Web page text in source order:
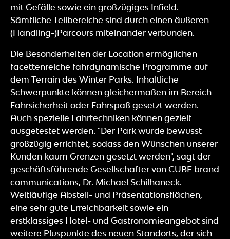
mit Gefälle sowie ein großzügiges Infield.
Sämtliche Teilbereiche sind durch einen äußeren
(Handling-)Parcours miteinander verbunden.
Die Besonderheiten der Location ermöglichen
facettenreiche fahrdynamische Programme auf
dem Terrain des Winter Parks. Inhaltliche
Schwerpunkte können gleichermaßen im Bereich
Fahrsicherheit oder Fahrspaß gesetzt werden.
Auch spezielle Fahrtechniken können gezielt
ausgetestet werden. "Der Park wurde bewusst
großzügig errichtet, sodass den Wünschen unserer
Kunden kaum Grenzen gesetzt werden", sagt der
geschäftsführende Gesellschafter von CUBE brand
communications, Dr. Michael Schilhaneck.
Weitläufige Abstell- und Präsentationsflächen,
eine sehr gute Erreichbarkeit sowie ein
erstklassiges Hotel- und Gastronomieangebot sind
weitere Pluspunkte des neuen Standorts, der sich